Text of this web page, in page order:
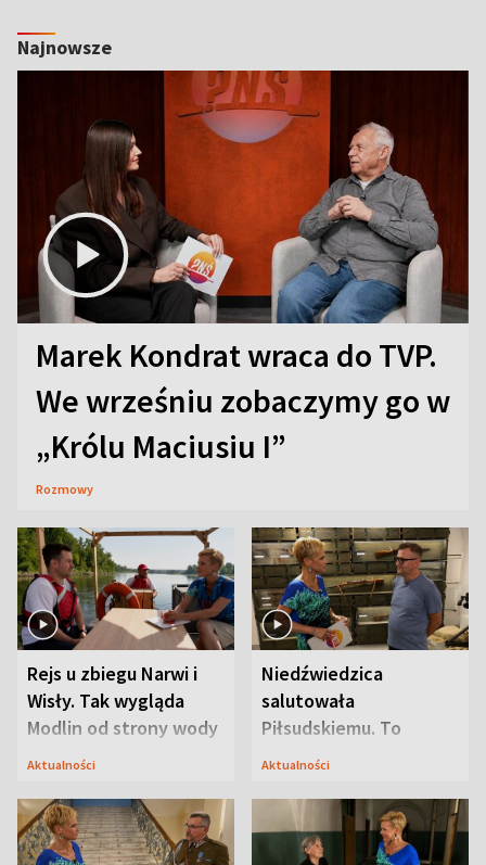
Najnowsze
Marek Kondrat wraca do TVP.
We wrześniu zobaczymy go w
„Królu Maciusiu I”
Rozmowy
Rejs u zbiegu Narwi i
Wisły. Tak wygląda
Modlin od strony wody
Aktualności
Niedźwiedzica
salutowała
Piłsudskiemu. To
niejedyna tajemnica
Aktualności